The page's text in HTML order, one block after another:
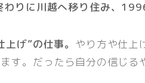
わりに川越へ移り住み、
上げ”の仕事。 やり方や仕上
す。だったら自分の信じる